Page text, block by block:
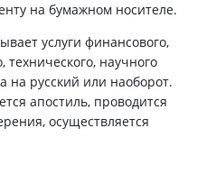
на бумажном носителе.
услуги финансового,
технического, научного
на русский или наоборот.
апостиль, проводится
осуществляется